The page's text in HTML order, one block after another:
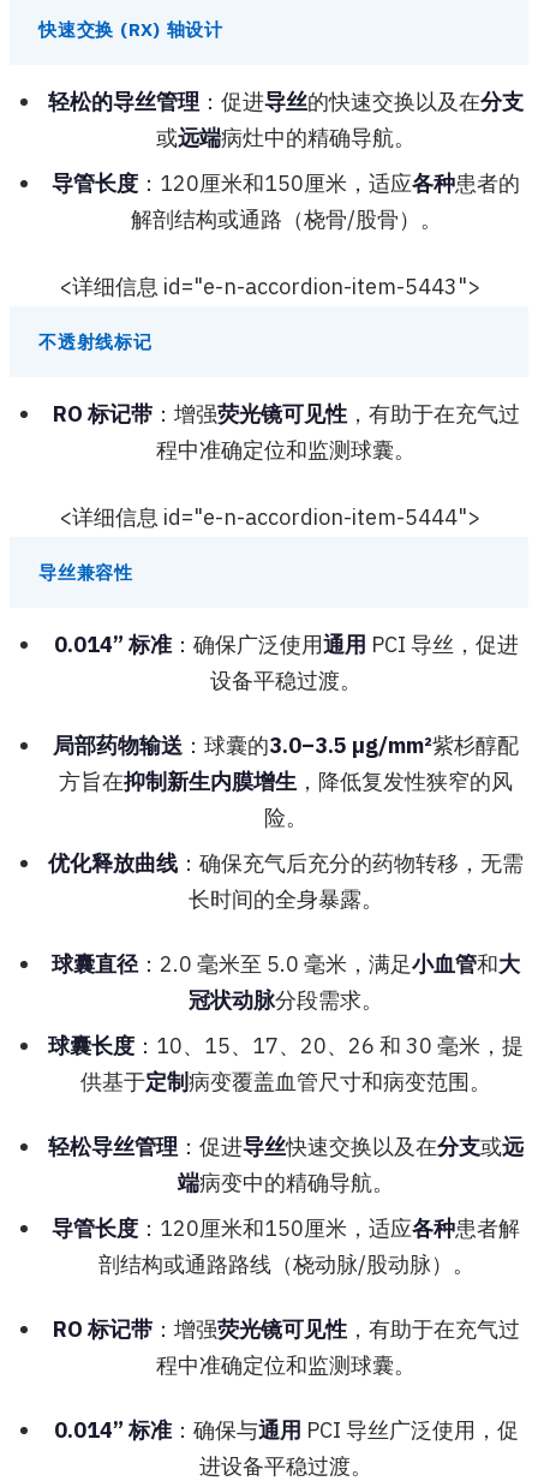
快速交换 (RX) 轴设计
轻松的导丝管理 ：促进导丝的快速交换以及在分支
或远端病灶中的精确导航。
导管长度 ：120厘米和150厘米，适应各种患者的
解剖结构或通路（桡骨/股骨）。
<详细信息 id="e-n-accordion-item-5443">
不透射线标记
RO 标记带：增强荧光镜可见性，有助于在充气过
程中准确定位和监测球囊。
<详细信息 id="e-n-accordion-item-5444">
导丝兼容性
0.014” 标准：确保广泛使用通用 PCI 导丝，促进
设备平稳过渡。
局部药物输送 ：球囊的3.0–3.5 µg/mm²紫杉醇配
方旨在抑制新生内膜增生 ，降低复发性狭窄的风
险。
优化释放曲线 ：确保充气后充分的药物转移，无需
长时间的全身暴露。
球囊直径：2.0 毫米至 5.0 毫米，满足小血管和大
冠状动脉分段需求。
球囊长度 ：10、15、17、20、26 和 30 毫米，提
供基于定制病变覆盖血管尺寸和病变范围。
轻松导丝管理 ：促进导丝快速交换以及在分支或远
端病变中的精确导航。
导管长度 ：120厘米和150厘米，适应各种患者解
剖结构或通路路线（桡动脉/股动脉）。
RO 标记带：增强荧光镜可见性，有助于在充气过
程中准确定位和监测球囊。
0.014” 标准：确保与通用 PCI 导丝广泛使用，促
进设备平稳过渡。